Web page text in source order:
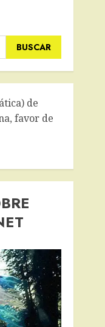
de
favor de